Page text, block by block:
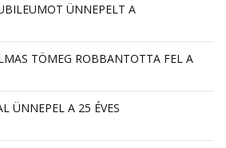
ÜNNEPELT A
TÖMEG ROBBANTOTTA FEL A
ÜNNEPEL A 25 ÉVES